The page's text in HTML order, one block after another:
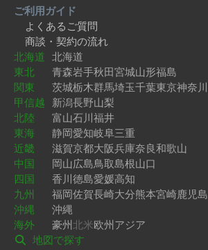
ご利用ガイド
よくあるご質問
商談・契約の流れ
北海道 北海道
東北
青森岩手秋田宮城山形福島
関東
茨城栃木群馬埼玉千葉東京神奈川
甲信越 新潟長野山梨
北陸
富山石川福井
東海
静岡愛知岐阜三重
近畿
滋賀京都大阪兵庫奈良和歌山
中国
岡山広島鳥取島根山口
四国
香川徳島愛媛高知
九州
福岡佐賀長崎大分熊本宮崎鹿児島
沖縄
沖縄
海外
豪州北米欧州アジア
地図で探す